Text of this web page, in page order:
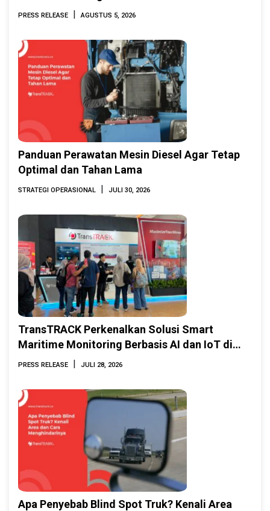
Indonesia Marine & Offshore Expo (IMOX)
PRESS RELEASE | AGUSTUS 5, 2026
Panduan Perawatan Mesin Diesel Agar Tetap
Optimal dan Tahan Lama
STRATEGI OPERASIONAL | JULI 30, 2026
TransTRACK Perkenalkan Solusi Smart
Maritime Monitoring Berbasis AI dan IoT di
INAMARINE 2026
PRESS RELEASE | JULI 28, 2026
Apa Penyebab Blind Spot Truk? Kenali Area